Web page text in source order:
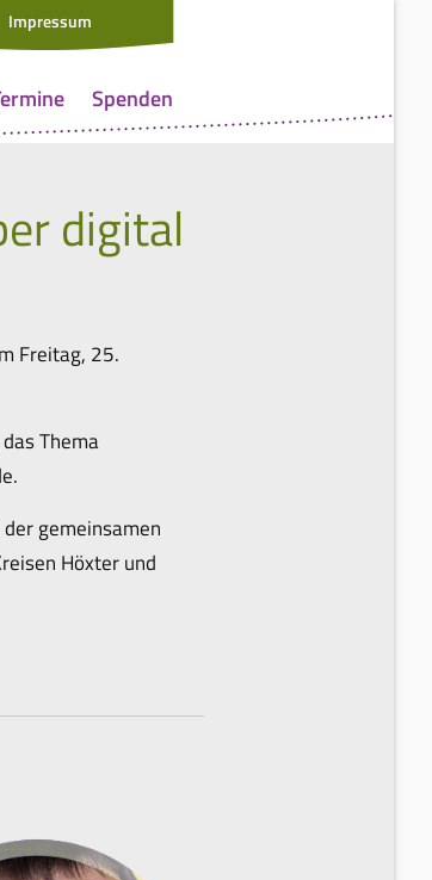
Impressum
Spenden
digital
Freitag, 25.
Thema
gemeinsamen
Höxter und